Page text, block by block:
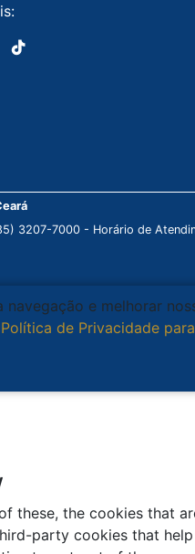
3207-7000 - Horário de
e melhorar
Política de Privacidade para
these, the cookies that
party cookies that